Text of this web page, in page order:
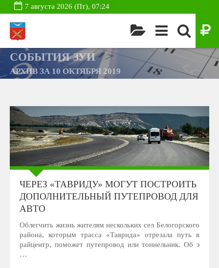
7 августа 2026 (Пт), 07:24
СОБЫТИЯ ЗУИ
АРХИВ ЗА 10 ОКТЯБРЯ 2019
ЧЕРЕЗ «ТАВРИДУ» МОГУТ ПОСТРОИТЬ
ДОПОЛНИТЕЛЬНЫЙ ПУТЕПРОВОД ДЛЯ
АВТО
Облегчить жизнь жителям нескольких сел Белогорского
района, которым трасса «Таврида» отрезала путь в
райцентр, поможет путепровод или тоннельник. Об э
…